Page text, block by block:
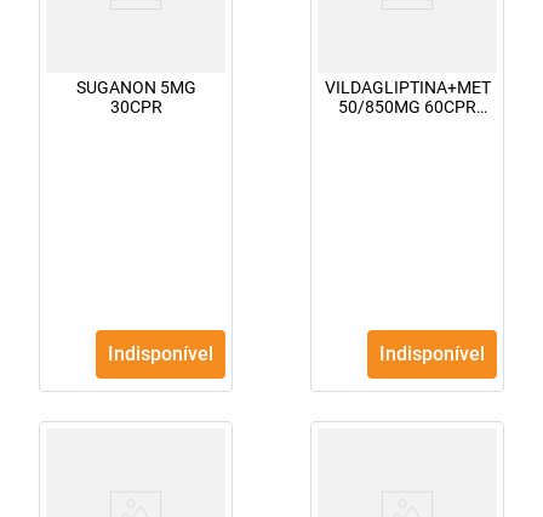
SUGANON 5MG
30CPR
Indisponível
VILDAGLIPTINA+MET
50/850MG 60CPR
Indisponível